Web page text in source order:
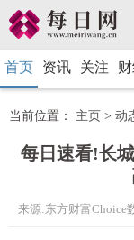
首页 资讯 关注
当前位置： 主页 > 动
每日速看!长
来源:东方财富